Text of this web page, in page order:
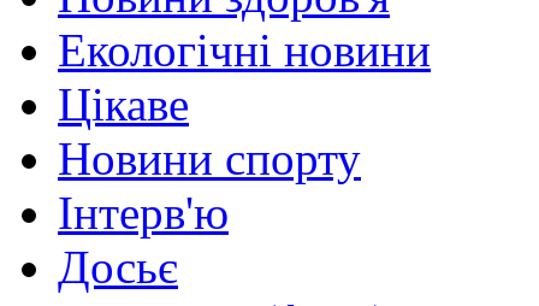
Екологічні новини
Цікаве
Новини спорту
Інтерв'ю
Досьє